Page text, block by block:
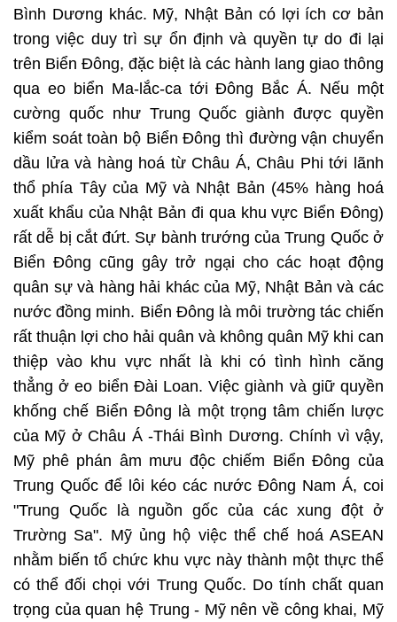
Bình Dương khác. Mỹ, Nhật Bản có lợi ích cơ bản
trong việc duy trì sự ổn định và quyền tự do đi lại
trên Biển Đông, đặc biệt là các hành lang giao thông
qua eo biển Ma-lắc-ca tới Đông Bắc Á. Nếu một
cường quốc như Trung Quốc giành được quyền
kiểm soát toàn bộ Biển Đông thì đường vận chuyển
dầu lửa và hàng hoá từ Châu Á, Châu Phi tới lãnh
thổ phía Tây của Mỹ và Nhật Bản (45% hàng hoá
xuất khẩu của Nhật Bản đi qua khu vực Biển Đông)
rất dễ bị cắt đứt. Sự bành trướng của Trung Quốc ở
Biển Đông cũng gây trở ngại cho các hoạt động
quân sự và hàng hải khác của Mỹ, Nhật Bản và các
nước đồng minh. Biển Đông là môi trường tác chiến
rất thuận lợi cho hải quân và không quân Mỹ khi can
thiệp vào khu vực nhất là khi có tình hình căng
thẳng ở eo biển Đài Loan. Việc giành và giữ quyền
khống chế Biển Đông là một trọng tâm chiến lược
của Mỹ ở Châu Á -Thái Bình Dương. Chính vì vậy,
Mỹ phê phán âm mưu độc chiếm Biển Đông của
Trung Quốc để lôi kéo các nước Đông Nam Á, coi
"Trung Quốc là nguồn gốc của các xung đột ở
Trường Sa". Mỹ ủng hộ việc thể chế hoá ASEAN
nhằm biến tổ chức khu vực này thành một thực thể
có thể đối chọi với Trung Quốc. Do tính chất quan
trọng của quan hệ Trung - Mỹ nên về công khai, Mỹ